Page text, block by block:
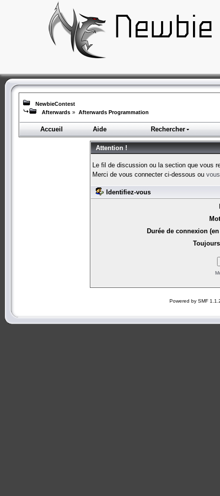
NewbieContest
Afterwards » Afterwards Programmation
Accueil Aide Rechercher
Attention !
Le fil de discussion ou la section que vous
Merci de vous connecter ci-dessous ou
Identifiez-vous
Durée de connexion
Powered by SMF